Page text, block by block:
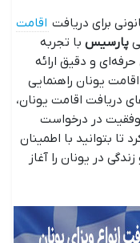
برای دریافت اقامت
پارسیس با تجربه
و دقیق ارائه
یونان راهنمایی
دریافت اقامت یونان،
در درخواست
تا بتوانید با اطمینان
در یونان را آغاز